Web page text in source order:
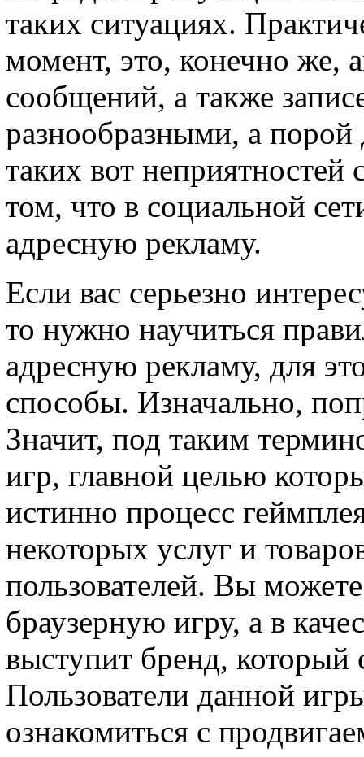
таких ситуациях.
момент, это, конечно же,
сообщений, а также
разнообразными, а
таких вот неприятностей
том, что в социальной
адресную рекламу.
Если вас серьезно
то нужно научиться
адресную рекламу, для
способы. Изначально,
Значит, под таким
игр, главной целью
истинно процесс
некоторых услуг и
пользователей. Вы
браузерную игру, а в
выступит бренд, который
Пользователи данной
ознакомиться с